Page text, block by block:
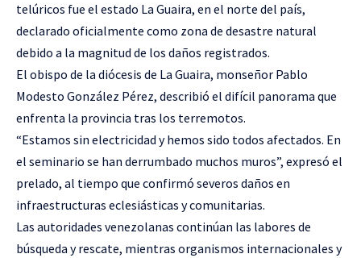
telúricos fue el estado La Guaira, en el norte del país,
declarado oficialmente como zona de desastre natural
debido a la magnitud de los daños registrados.
El obispo de la diócesis de La Guaira, monseñor Pablo
Modesto González Pérez, describió el difícil panorama que
enfrenta la provincia tras los terremotos.
“Estamos sin electricidad y hemos sido todos afectados. En
el seminario se han derrumbado muchos muros”, expresó el
prelado, al tiempo que confirmó severos daños en
infraestructuras eclesiásticas y comunitarias.
Las autoridades venezolanas continúan las labores de
búsqueda y rescate, mientras organismos internacionales y